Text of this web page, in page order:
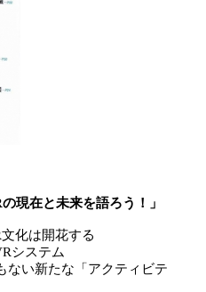
現在と未来を語ろう！」
化は開花する
システム
い新たな「アクティビテ